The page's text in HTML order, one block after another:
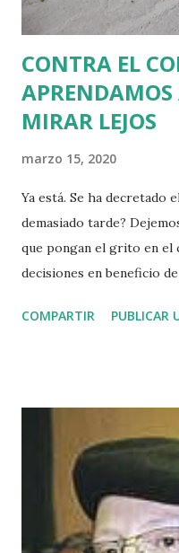
Belorado. A...
CONTRA EL
MIRAR LEJOS
marzo 15, 2020
Ya está. Se ha decretado
demasiado tarde?
que pongan el grito en el
decisiones en beneficio
adaptación a la nueva
como Vox y los
de la hostilidad, será
puede dar los votos de
banderas cuando lo
Pública. MIRA LEJOS La
COMPARTIR PUBLICAR